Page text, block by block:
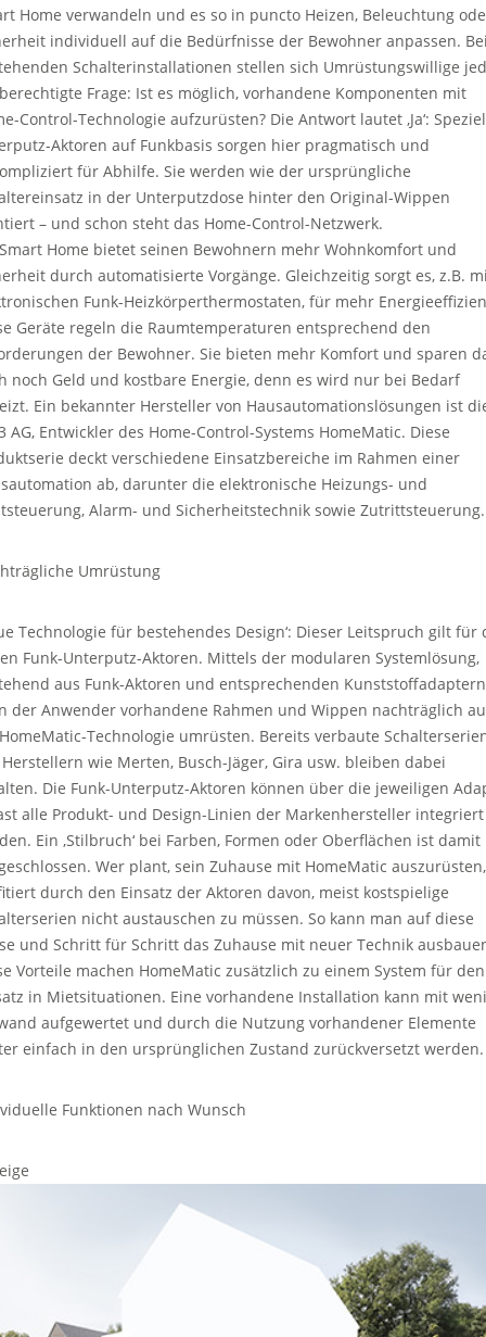
Home verwandeln und es so in puncto Heizen, Beleuchtung
individuell auf die Bedürfnisse der Bewohner anpassen.
Schalterinstallationen stellen sich Umrüstungswillige
Frage: Ist es möglich, vorhandene Komponenten mit
Control-Technologie aufzurüsten? Die Antwort lautet ‚Ja‘:
Aktoren auf Funkbasis sorgen hier pragmatisch und
für Abhilfe. Sie werden wie der ursprüngliche
in der Unterputzdose hinter den Original-Wippen
– und schon steht das Home-Control-Netzwerk.
Home bietet seinen Bewohnern mehr Wohnkomfort und
durch automatisierte Vorgänge. Gleichzeitig sorgt es, z.B.
Funk-Heizkörperthermostaten, für mehr
Geräte regeln die Raumtemperaturen entsprechend den
der Bewohner. Sie bieten mehr Komfort und sparen
noch Geld und kostbare Energie, denn es wird nur bei Bedarf
Ein bekannter Hersteller von Hausautomationslösungen ist
AG, Entwickler des Home-Control-Systems HomeMatic. Diese
deckt verschiedene Einsatzbereiche im Rahmen einer
ab, darunter die elektronische Heizungs- und
Alarm- und Sicherheitstechnik sowie Zutrittsteuerung.
Umrüstung
Technologie für bestehendes Design‘: Dieser Leitspruch gilt für
Funk-Unterputz-Aktoren. Mittels der modularen Systemlösung,
aus Funk-Aktoren und entsprechenden
der Anwender vorhandene Rahmen und Wippen nachträglich
Technologie umrüsten. Bereits verbaute
wie Merten, Busch-Jäger, Gira usw. bleiben dabei
Die Funk-Unterputz-Aktoren können über die jeweiligen
alle Produkt- und Design-Linien der Markenhersteller integriert
Ein ‚Stilbruch‘ bei Farben, Formen oder Oberflächen ist damit
Wer plant, sein Zuhause mit HomeMatic auszurüsten,
durch den Einsatz der Aktoren davon, meist kostspielige
nicht austauschen zu müssen. So kann man auf diese
und Schritt für Schritt das Zuhause mit neuer Technik
Vorteile machen HomeMatic zusätzlich zu einem System für den
in Mietsituationen. Eine vorhandene Installation kann mit
aufgewertet und durch die Nutzung vorhandener Elemente
einfach in den ursprünglichen Zustand zurückversetzt werden.
Funktionen nach Wunsch